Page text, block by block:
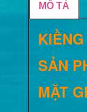
MÔ TẢ
SẢN
MẶT